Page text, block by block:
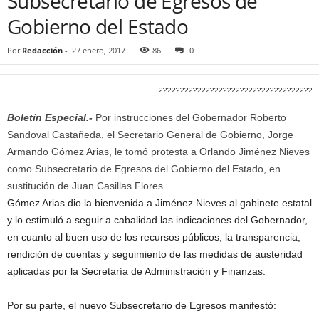
Gobierno del Estado
Por Redacción - 27 enero, 2017 86 0
????????????????????????????????????
Boletín Especial.- Por instrucciones del Gobernador Roberto
Sandoval Castañeda, el Secretario General de Gobierno, Jorge
Armando Gómez Arias, le tomó protesta a Orlando Jiménez Nieves
como Subsecretario de Egresos del Gobierno del Estado, en
sustitución de Juan Casillas Flores.
Gómez Arias dio la bienvenida a Jiménez Nieves al gabinete estatal
y lo estimuló a seguir a cabalidad las indicaciones del Gobernador,
en cuanto al buen uso de los recursos públicos, la transparencia,
rendición de cuentas y seguimiento de las medidas de austeridad
aplicadas por la Secretaría de Administración y Finanzas.
Por su parte, el nuevo Subsecretario de Egresos manifestó: